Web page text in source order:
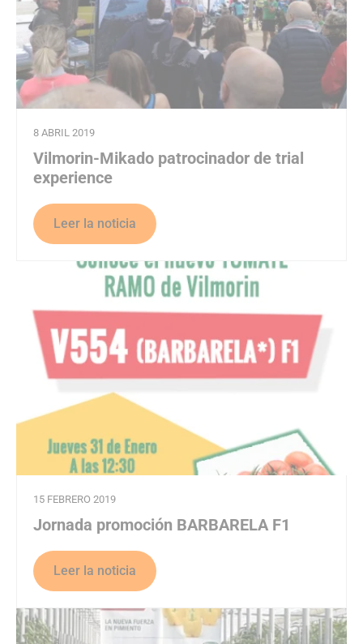
8 ABRIL 2019
Vilmorin-Mikado patrocinador de trial
experience
Leer la noticia
15 FEBRERO 2019
Jornada promoción BARBARELA F1
Leer la noticia